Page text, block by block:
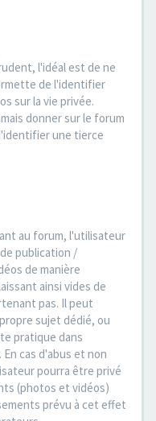
l'idéal est de ne
de l'identifier
sur la vie privée.
donner sur le forum
une tierce
au forum, l'utilisateur
publication /
de manière
ainsi vides de
pas. Il peut
sujet dédié, ou
pratique dans
cas d'abus et non
pourra être privé
(photos et vidéos)
prévu à cet effet